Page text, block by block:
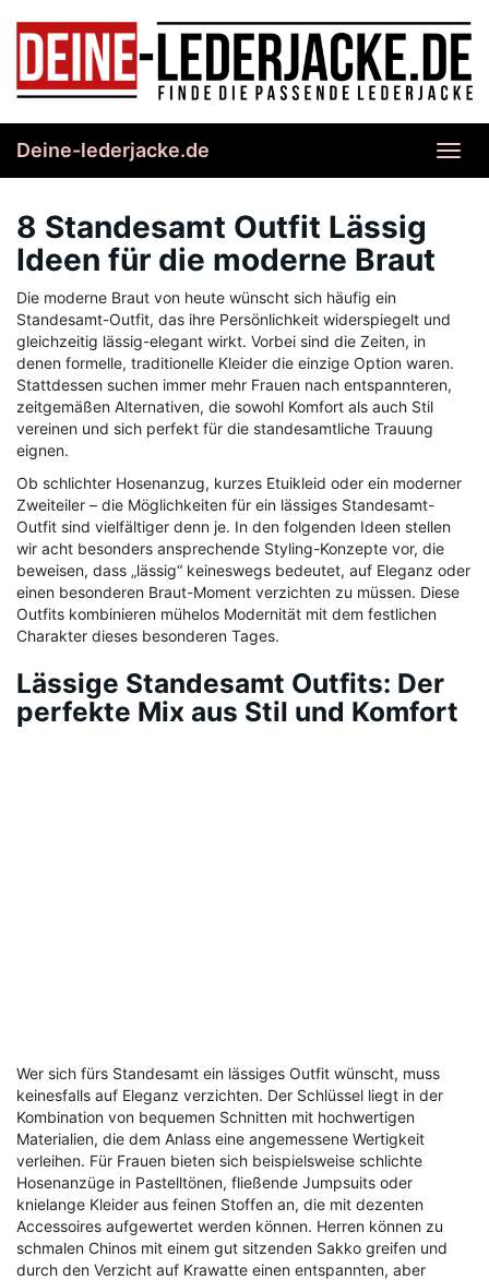
content
Deine-lederjacke.de
8 Standesamt Outfit Lässig
Ideen für die moderne Braut
Die moderne Braut von heute wünscht sich häufig ein
Standesamt-Outfit, das ihre Persönlichkeit widerspiegelt und
gleichzeitig lässig-elegant wirkt. Vorbei sind die Zeiten, in
denen formelle, traditionelle Kleider die einzige Option waren.
Stattdessen suchen immer mehr Frauen nach entspannteren,
zeitgemäßen Alternativen, die sowohl Komfort als auch Stil
vereinen und sich perfekt für die standesamtliche Trauung
eignen.
Ob schlichter Hosenanzug, kurzes Etuikleid oder ein moderner
Zweiteiler – die Möglichkeiten für ein lässiges Standesamt-
Outfit sind vielfältiger denn je. In den folgenden Ideen stellen
wir acht besonders ansprechende Styling-Konzepte vor, die
beweisen, dass „lässig“ keineswegs bedeutet, auf Eleganz oder
einen besonderen Braut-Moment verzichten zu müssen. Diese
Outfits kombinieren mühelos Modernität mit dem festlichen
Charakter dieses besonderen Tages.
Lässige Standesamt Outfits: Der
perfekte Mix aus Stil und Komfort
Wer sich fürs Standesamt ein lässiges Outfit wünscht, muss
keinesfalls auf Eleganz verzichten. Der Schlüssel liegt in der
Kombination von bequemen Schnitten mit hochwertigen
Materialien, die dem Anlass eine angemessene Wertigkeit
verleihen. Für Frauen bieten sich beispielsweise schlichte
Hosenanzüge in Pastelltönen, fließende Jumpsuits oder
knielange Kleider aus feinen Stoffen an, die mit dezenten
Accessoires aufgewertet werden können. Herren können zu
schmalen Chinos mit einem gut sitzenden Sakko greifen und
durch den Verzicht auf Krawatte einen entspannten, aber